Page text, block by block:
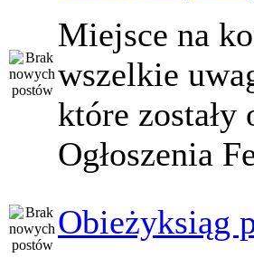
Miejsce na
wszelkie
które zostały
Ogłoszenia
Obieżyksiąg